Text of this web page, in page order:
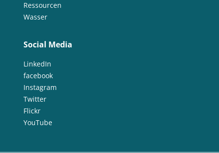
Ressourcen
Wasser
Social Media
LinkedIn
facebook
Instagram
Twitter
Flickr
YouTube